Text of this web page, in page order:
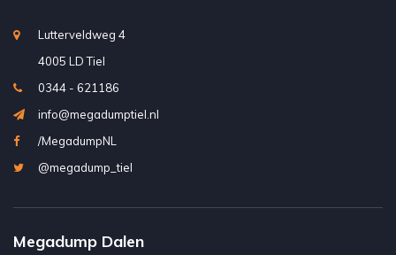
Lutterveldweg 4
4005 LD Tiel
0344 - 621186
info@megadumptiel.nl
/MegadumpNL
@megadump_tiel
Megadump Dalen